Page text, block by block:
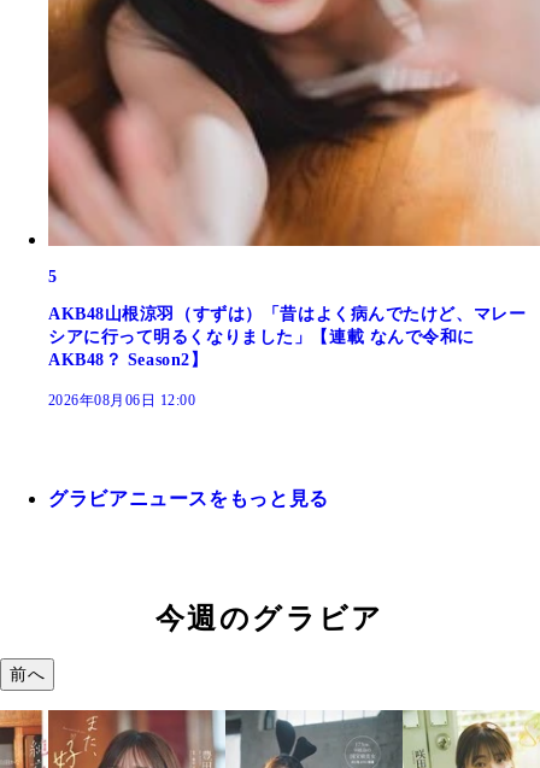
5
AKB48山根涼羽（すずは）「昔はよく病んでたけど、マレー
シアに行って明るくなりました」【連載 なんで令和に
AKB48？ Season2】
2026年08月06日 12:00
グラビアニュースをもっと見る
今週のグラビア
前へ